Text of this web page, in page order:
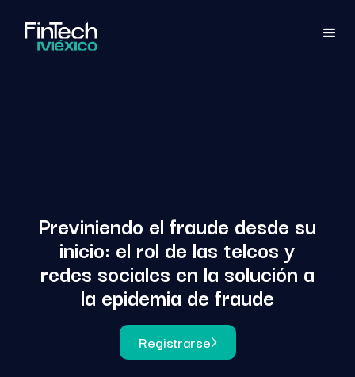
Previniendo el fraude desde su
inicio: el rol de las telcos y
redes sociales en la solución a
la epidemia de fraude
Registrarse